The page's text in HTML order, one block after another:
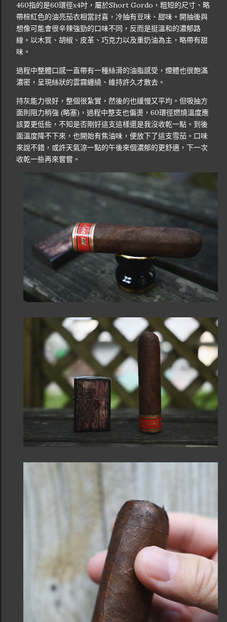
460指的是60環徑x4吋，屬於Short Gordo，粗短的尺寸、略
帶棕紅色的油亮茄衣相當討喜，冷抽有豆味、甜味。開抽後與
想像可能會很辛辣強勁的口味不同，反而是挺溫和的濃郁路
線。以木質、胡椒、皮革、巧克力以及重奶油為主，略帶有甜
味。
過程中整體口感一直帶有一種絲滑的油脂感受，煙體也很飽滿
濃密，呈現絲狀的雲霧纏繞、維持許久才散去。
持灰能力很好，整個很紮實，然後的也緩慢又平均。但吸抽方
面則阻力稍強 (略塞)，過程中整支也偏燙，60環徑燃燒溫度應
該要更低些，不知是否剛好這支這樣還是我沒收乾一點。到後
面溫度降不下來，也開始有焦油味，便放下了這支雪茄。口味
來說不錯，或許天氣涼一點的午後來個濃郁的更舒適，下一次
收乾一些再來嘗嘗。